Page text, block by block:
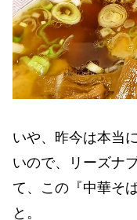
いや、昨今は本当
いので、リーズナ
て、この『中華そ
と。